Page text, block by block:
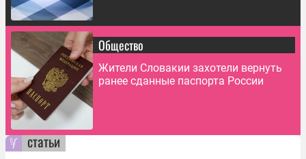
Общество
Жители Словакии захотели вернуть
ранее сданные паспорта России
статьи